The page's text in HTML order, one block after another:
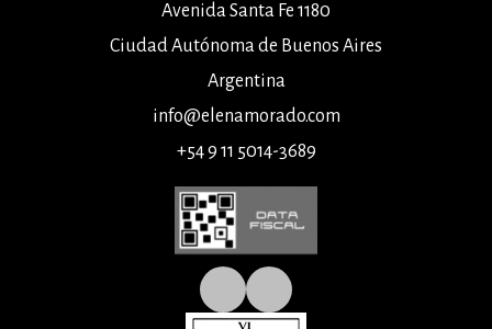
Avenida Santa Fe 1180
Ciudad Autónoma de Buenos Aires
Argentina
info@elenamorado.com
+54 9 11 5014-3689